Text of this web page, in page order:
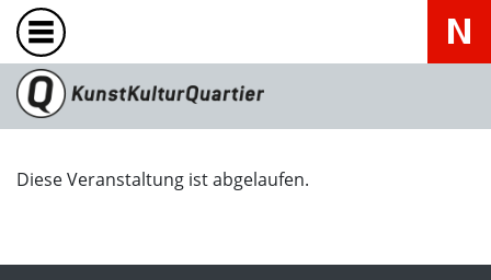
Diese Veranstaltung ist abgelaufen.